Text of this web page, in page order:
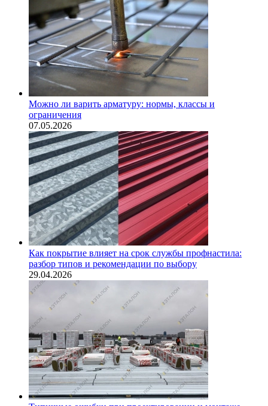
Можно ли варить арматуру: нормы, классы и
ограничения
07.05.2026
Как покрытие влияет на срок службы профнастила:
разбор типов и рекомендации по выбору
29.04.2026